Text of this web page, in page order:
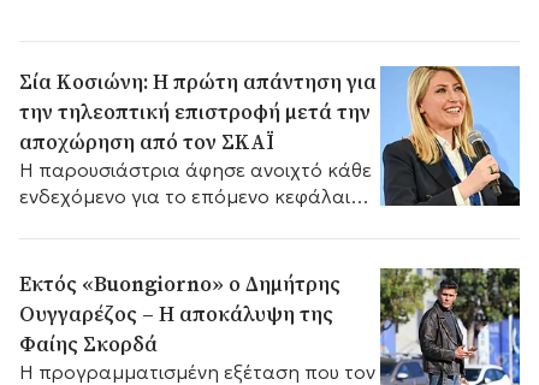
Σία Κοσιώνη: Η πρώτη απάντηση για
την τηλεοπτική επιστροφή μετά την
αποχώρηση από τον ΣΚΑΪ
Η παρουσιάστρια άφησε ανοιχτό κάθε
ενδεχόμενο για το επόμενο κεφάλαιο
Εκτός «Buongiorno» ο Δημήτρης
Ουγγαρέζος – Η αποκάλυψη της
Φαίης Σκορδά
Η προγραμματισμένη εξέταση που τον